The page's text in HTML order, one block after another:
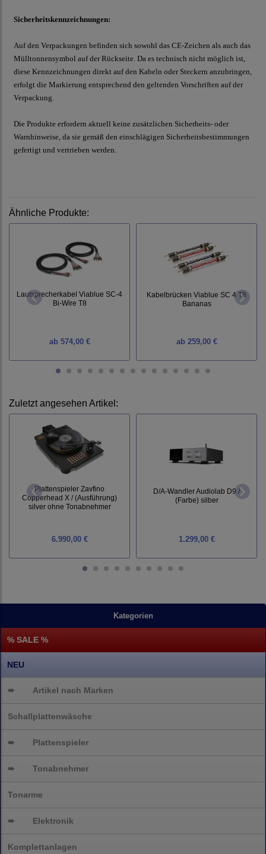
Kategorien
% SALE %
NEU
➨ Artikel nach Marken
Schallplattenwäsche
➨ Plattenspieler
➨ Tonabnehmer
Tonarme
➨ Elektronik
Komplettanlagen
Sicherheitskennzeichnungen:
Auf den Verpackungen befinden sich sowohl das CE-Zeichen als auch das
Mülltonnensymbol auf der Rückseite. Da es technisch nicht möglich ist,
diese Kennzeichnungen direkt auf den Kabeln oder Steckern anzubringen,
erfolgt die Markierung entsprechend den geltenden Vorschriften auf der
Verpackung.
Die Produkte erfordern aktuell keine zusätzlichen Sicherheits- oder
Warnhinweise, da sie gemäß den einschlägigen Sicherheitsbestimmungen
gefertigt und vertrieben werden.
Ähnliche Produkte:
Lautsprecherkabel Viablue SC-4
Bi-Wire T8
ab574,00 €
Kabelbrücken Viablue SC 4 T8
Bananas
ab259,00 €
Zuletzt angesehen Artikel:
Plattenspieler Zavfino
Copperhead X / (Ausführung)
silver ohne Tonabnehmer
6.990,00 €
D/A-Wandler Audiolab D9 /
(Farbe) silber
1.299,00 €